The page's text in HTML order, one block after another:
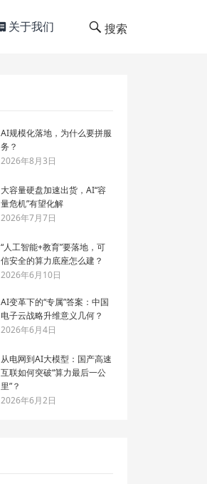
关于我们 搜索
AI规模化落地，为什么要拼服
务？
2026年8月3日
大容量硬盘加速出货，AI“容
量危机”有望化解
2026年7月7日
“人工智能+教育”要落地，可
信安全的算力底座怎么建？
2026年6月10日
AI变革下的“专属”答案：中国
电子云战略升维意义几何？
2026年6月4日
从电网到AI大模型：国产高速
互联如何突破“算力最后一公
里”？
2026年6月2日